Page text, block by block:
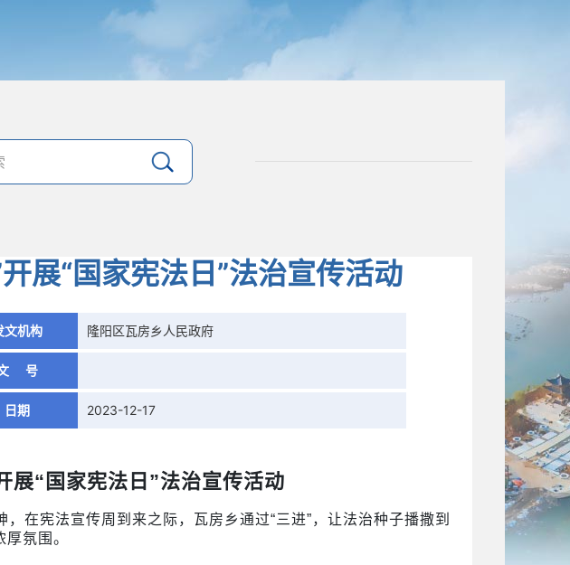
展“国家宪法日”法治宣传活动
文机构 隆阳区瓦房乡人民政府
号
日期 2023-12-17
展“国家宪法日”法治宣传活动
在宪法宣传周到来之际，瓦房乡通过“三进”，让法治种子播撒到
氛围。